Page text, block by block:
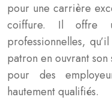
pour une carrière
coiffure. Il offre
professionnelles,
patron en ouvrant
pour des
hautement qualifiés.